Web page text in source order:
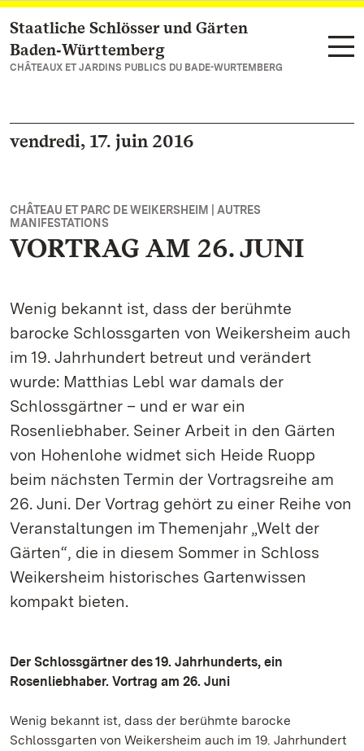
Vers la page d’accueil
Staatliche Schlösser und Gärten
Baden‑Württemberg
CHÂTEAUX ET JARDINS PUBLICS DU BADE-WURTEMBERG
vendredi, 17. juin 2016
CHÂTEAU ET PARC DE WEIKERSHEIM | AUTRES
MANIFESTATIONS
VORTRAG AM 26. JUNI
Wenig bekannt ist, dass der berühmte
barocke Schlossgarten von Weikersheim auch
im 19. Jahrhundert betreut und verändert
wurde: Matthias Lebl war damals der
Schlossgärtner – und er war ein
Rosenliebhaber. Seiner Arbeit in den Gärten
von Hohenlohe widmet sich Heide Ruopp
beim nächsten Termin der Vortragsreihe am
26. Juni. Der Vortrag gehört zu einer Reihe von
Veranstaltungen im Themenjahr „Welt der
Gärten“, die in diesem Sommer in Schloss
Weikersheim historisches Gartenwissen
kompakt bieten.
Der Schlossgärtner des 19. Jahrhunderts, ein
Rosenliebhaber. Vortrag am 26. Juni
Wenig bekannt ist, dass der berühmte barocke
Schlossgarten von Weikersheim auch im 19. Jahrhundert